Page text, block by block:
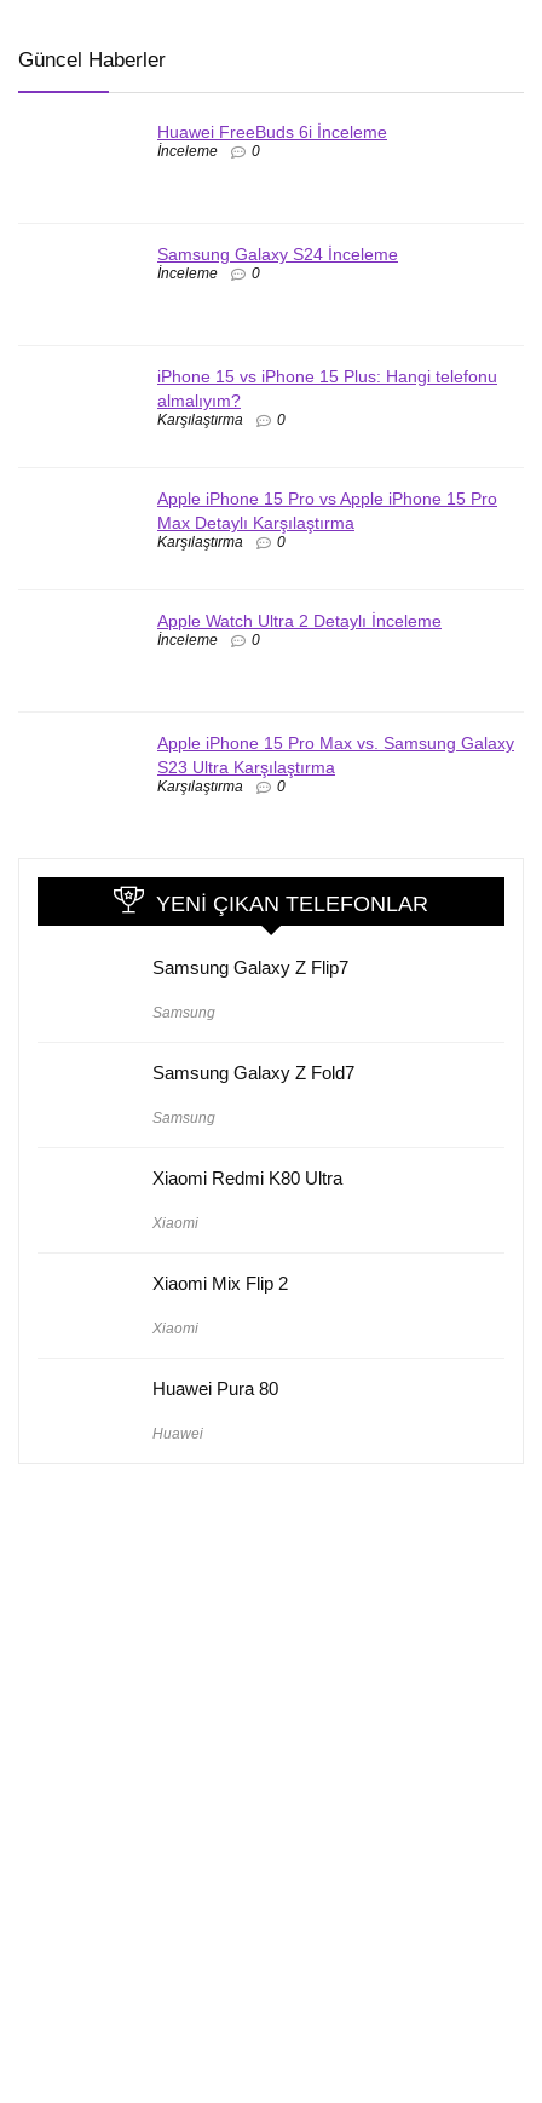
Güncel Haberler
Huawei FreeBuds 6i İnceleme
İnceleme 0
Samsung Galaxy S24 İnceleme
İnceleme 0
iPhone 15 vs iPhone 15 Plus: Hangi telefonu
almalıyım?
Karşılaştırma 0
Apple iPhone 15 Pro vs Apple iPhone 15 Pro
Max Detaylı Karşılaştırma
Karşılaştırma 0
Apple Watch Ultra 2 Detaylı İnceleme
İnceleme 0
Apple iPhone 15 Pro Max vs. Samsung Galaxy
S23 Ultra Karşılaştırma
Karşılaştırma 0
YENI ÇIKAN TELEFONLAR
Samsung Galaxy Z Flip7
Samsung
Samsung Galaxy Z Fold7
Samsung
Xiaomi Redmi K80 Ultra
Xiaomi
Xiaomi Mix Flip 2
Xiaomi
Huawei Pura 80
Huawei